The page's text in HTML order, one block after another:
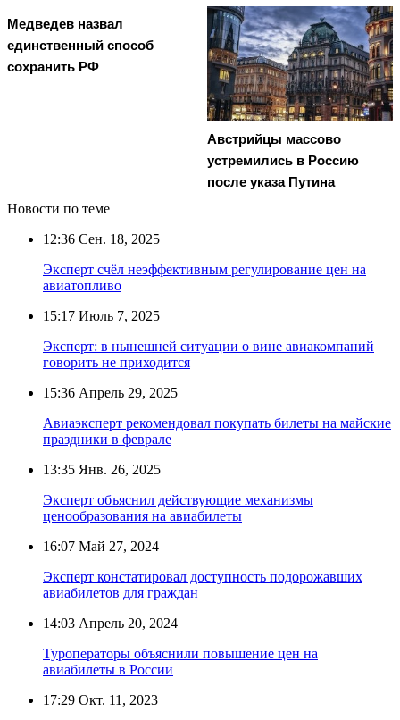
Медведев назвал
единственный способ
сохранить РФ
Австрийцы массово
устремились в Россию
после указа Путина
Новости по теме
12:36 Сен. 18, 2025
Эксперт счёл неэффективным регулирование цен на
авиатопливо
15:17 Июль 7, 2025
Эксперт: в нынешней ситуации о вине авиакомпаний
говорить не приходится
15:36 Апрель 29, 2025
Авиаэксперт рекомендовал покупать билеты на майские
праздники в феврале
13:35 Янв. 26, 2025
Эксперт объяснил действующие механизмы
ценообразования на авиабилеты
16:07 Май 27, 2024
Эксперт констатировал доступность подорожавших
авиабилетов для граждан
14:03 Апрель 20, 2024
Туроператоры объяснили повышение цен на
авиабилеты в России
17:29 Окт. 11, 2023